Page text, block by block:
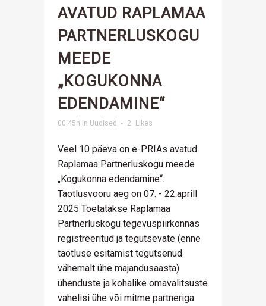
AVATUD RAPLAMAA
PARTNERLUSKOGU
MEEDE
„KOGUKONNA
EDENDAMINE“
00:45h in Uudised 2 Likes
Veel 10 päeva on e-PRIAs avatud
Raplamaa Partnerluskogu meede
„Kogukonna edendamine“.
Taotlusvooru aeg on 07. - 22.aprill
2025 Toetatakse Raplamaa
Partnerluskogu tegevuspiirkonnas
registreeritud ja tegutsevate (enne
taotluse esitamist tegutsenud
vähemalt ühe majandusaasta)
ühenduste ja kohalike omavalitsuste
vahelisi ühe või mitme partneriga